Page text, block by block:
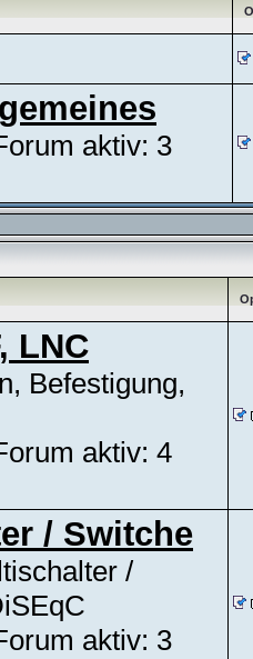
aktiv: 3
LNC
Befestigung,
aktiv: 4
/ Switche
/
aktiv: 3